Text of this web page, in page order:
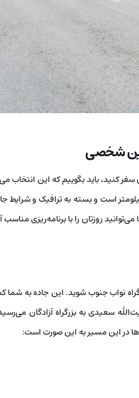
شخصی
کنید، باید بگوییم که این انتخاب
می‌توانید روزتان را با برنامه‌ریزی
نواب جنوب شوید. این جاده به شما
سعیدی به بزرگراه آزادگان
در این مسیر به این صورت است: